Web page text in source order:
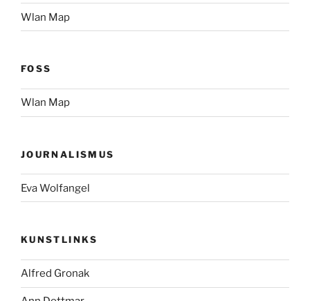
Wlan Map
FOSS
Wlan Map
JOURNALISMUS
Eva Wolfangel
KUNSTLINKS
Alfred Gronak